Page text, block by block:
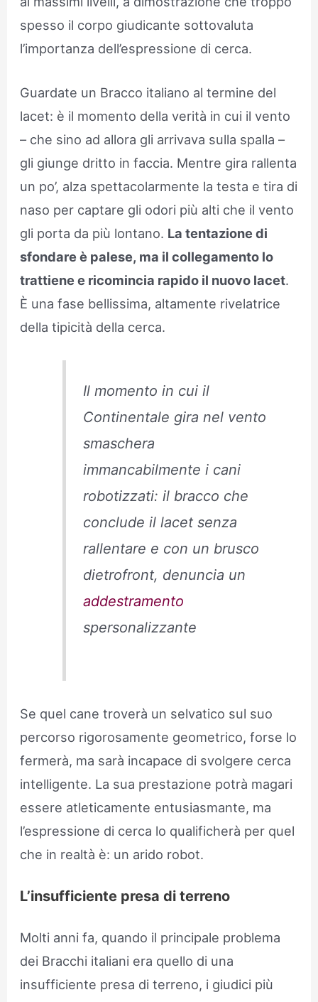
spesso il corpo giudicante sottovaluta
l’importanza dell’espressione di cerca.
Guardate un Bracco italiano al termine del
lacet: è il momento della verità in cui il vento
– che sino ad allora gli arrivava sulla spalla –
gli giunge dritto in faccia. Mentre gira rallenta
un po’, alza spettacolarmente la testa e tira di
naso per captare gli odori più alti che il vento
gli porta da più lontano. La tentazione di
sfondare è palese, ma il collegamento lo
trattiene e ricomincia rapido il nuovo lacet.
È una fase bellissima, altamente rivelatrice
della tipicità della cerca.
Il momento in cui il
Continentale gira nel vento
smaschera
immancabilmente i cani
robotizzati: il bracco che
conclude il lacet senza
rallentare e con un brusco
dietrofront, denuncia un
addestramento
spersonalizzante
Se quel cane troverà un selvatico sul suo
percorso rigorosamente geometrico, forse lo
fermerà, ma sarà incapace di svolgere cerca
intelligente. La sua prestazione potrà magari
essere atleticamente entusiasmante, ma
l’espressione di cerca lo qualificherà per quel
che in realtà è: un arido robot.
L’insufficiente presa di terreno
Molti anni fa, quando il principale problema
dei Bracchi italiani era quello di una
insufficiente presa di terreno, i giudici più